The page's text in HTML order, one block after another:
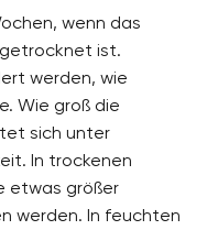
wenn das
ist.
werden, wie
Wie groß die
sich unter
In trockenen
etwas größer
werden. In feuchten